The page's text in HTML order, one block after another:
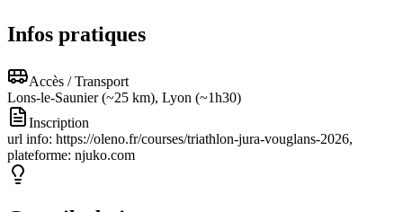
Infos pratiques
Accès / Transport
Lons-le-Saunier (~25 km), Lyon (~1h30)
Inscription
url info: https://oleno.fr/courses/triathlon-jura-vouglans-2026,
plateforme: njuko.com